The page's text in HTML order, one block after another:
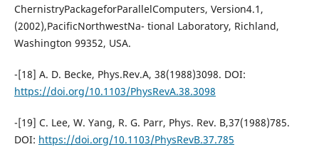
ChernistryPackageforParallelComputers, Version4.1,
(2002),PacificNorthwestNa- tional Laboratory, Richland,
Washington 99352, USA.
-[18] A. D. Becke, Phys.Rev.A, 38(1988)3098. DOI:
https://doi.org/10.1103/PhysRevA.38.3098
-[19] C. Lee, W. Yang, R. G. Parr, Phys. Rev. B,37(1988)785.
DOI: https://doi.org/10.1103/PhysRevB.37.785